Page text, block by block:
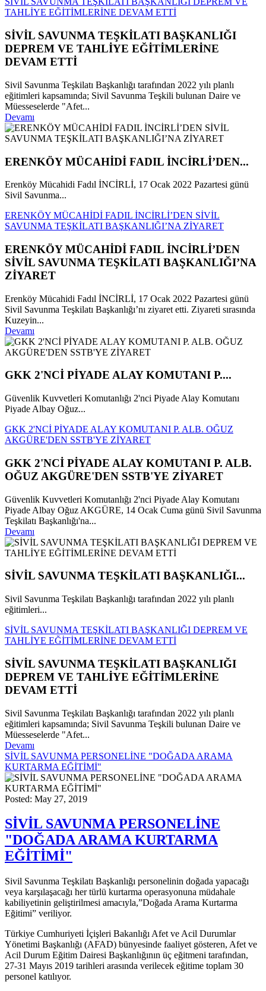
TAHLİYE EĞİTİMLERİNE DEVAM ETTİ
SİVİL SAVUNMA TEŞKİLATI BAŞKANLIĞI
DEPREM VE TAHLİYE EĞİTİMLERİNE
DEVAM ETTİ
Sivil Savunma Teşkilatı Başkanlığı tarafından 2022 yılı planlı
eğitimleri kapsamında; Sivil Savunma Teşkili bulunan Daire ve
Müesseselerde "Afet...
Devamı
ERENKÖY MÜCAHİDİ FADIL İNCİRLİ’DEN...
Erenköy Mücahidi Fadıl İNCİRLİ, 17 Ocak 2022 Pazartesi günü
Sivil Savunma...
ERENKÖY MÜCAHİDİ FADIL İNCİRLİ’DEN SİVİL
SAVUNMA TEŞKİLATI BAŞKANLIĞI’NA ZİYARET
ERENKÖY MÜCAHİDİ FADIL İNCİRLİ’DEN
SİVİL SAVUNMA TEŞKİLATI BAŞKANLIĞI’NA
ZİYARET
Erenköy Mücahidi Fadıl İNCİRLİ, 17 Ocak 2022 Pazartesi günü
Sivil Savunma Teşkilatı Başkanlığı’nı ziyaret etti. Ziyareti sırasında
Kuzeyin...
Devamı
GKK 2'NCİ PİYADE ALAY KOMUTANI P....
Güvenlik Kuvvetleri Komutanlığı 2'nci Piyade Alay Komutanı
Piyade Albay Oğuz...
GKK 2'NCİ PİYADE ALAY KOMUTANI P. ALB. OĞUZ
AKGÜRE'DEN SSTB'YE ZİYARET
GKK 2'NCİ PİYADE ALAY KOMUTANI P. ALB.
OĞUZ AKGÜRE'DEN SSTB'YE ZİYARET
Güvenlik Kuvvetleri Komutanlığı 2'nci Piyade Alay Komutanı
Piyade Albay Oğuz AKGÜRE, 14 Ocak Cuma günü Sivil Savunma
Teşkilatı Başkanlığı'na...
Devamı
SİVİL SAVUNMA TEŞKİLATI BAŞKANLIĞI...
Sivil Savunma Teşkilatı Başkanlığı tarafından 2022 yılı planlı
eğitimleri...
SİVİL SAVUNMA TEŞKİLATI BAŞKANLIĞI DEPREM VE
TAHLİYE EĞİTİMLERİNE DEVAM ETTİ
SİVİL SAVUNMA TEŞKİLATI BAŞKANLIĞI
DEPREM VE TAHLİYE EĞİTİMLERİNE
DEVAM ETTİ
Sivil Savunma Teşkilatı Başkanlığı tarafından 2022 yılı planlı
eğitimleri kapsamında; Sivil Savunma Teşkili bulunan Daire ve
Müesseselerde "Afet...
Devamı
SİVİL SAVUNMA PERSONELİNE "DOĞADA ARAMA
KURTARMA EĞİTİMİ"
Posted: May 27, 2019
SİVİL SAVUNMA PERSONELİNE
"DOĞADA ARAMA KURTARMA
EĞİTİMİ"
Sivil Savunma Teşkilatı Başkanlığı personelinin doğada yapacağı
veya karşılaşacağı her türlü kurtarma operasyonuna müdahale
kabiliyetinin geliştirilmesi amacıyla,”Doğada Arama Kurtarma
Eğitimi” veriliyor.
Türkiye Cumhuriyeti İçişleri Bakanlığı Afet ve Acil Durumlar
Yönetimi Başkanlığı (AFAD) bünyesinde faaliyet gösteren, Afet ve
Acil Durum Eğitim Dairesi Başkanlığının üç eğitmeni tarafından,
27-31 Mayıs 2019 tarihleri arasında verilecek eğitime toplam 30
personel katılıyor.